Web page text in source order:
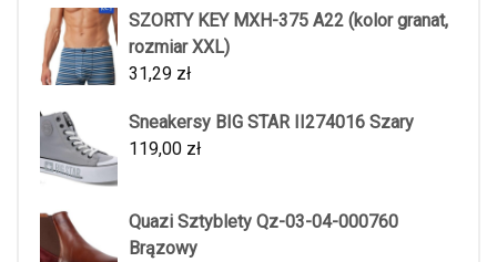
SZORTY KEY MXH-375 A22 (kolor granat,
rozmiar XXL)
31,29 zł
Sneakersy BIG STAR II274016 Szary
119,00 zł
Quazi Sztyblety Qz-03-04-000760
Brązowy